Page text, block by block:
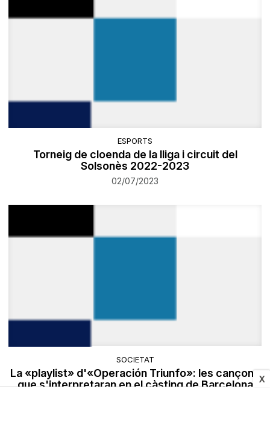
X
ESPORTS
Torneig de cloenda de la lliga i circuit del
Solsonès 2022-2023
02/07/2023
SOCIETAT
La «playlist» d'«Operación Triunfo»: les cançons
que s'interpretaran en el càsting de Barcelona